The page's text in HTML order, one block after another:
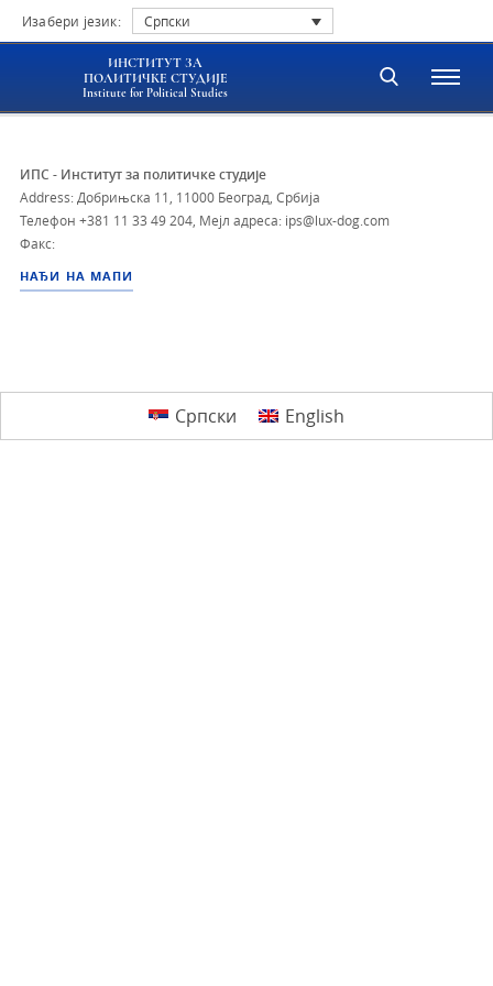
Изабери језик: Српски
ИНСТИТУТ ЗА
ПОЛИТИЧКЕ СТУДИЈЕ
Institute for Political Studies
ИПС - Институт за политичке студије
Address: Добрињска 11, 11000 Београд, Србија
Телефон +381 11 33 49 204 Мејл адреса: ips@lux-dog.com
Факс:
НАЂИ НА МАПИ
Српски English